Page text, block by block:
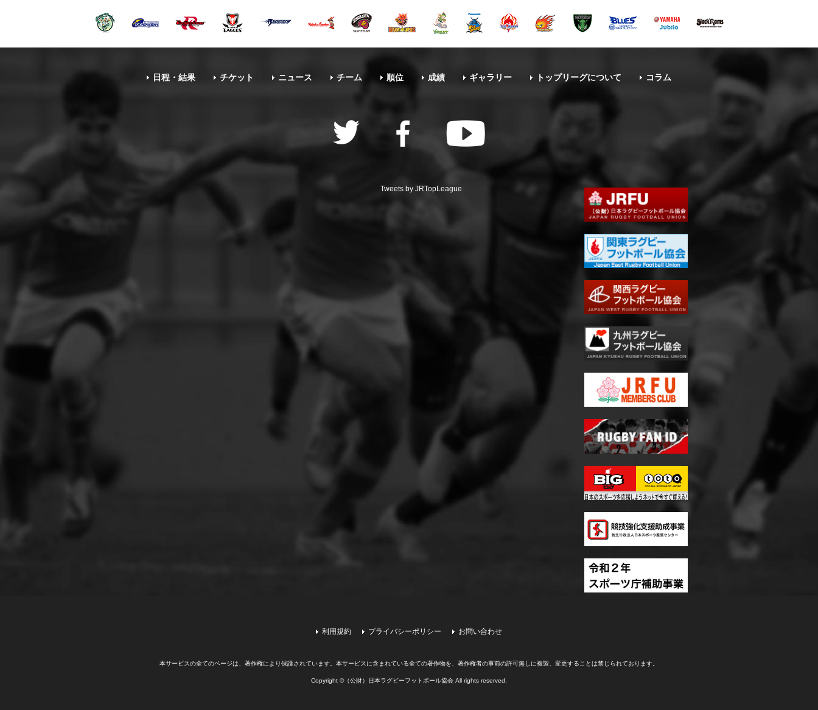
日程・結果 チケット ニュース チーム 順位 成績 ギャラリー トップリーグについて コラム
Tweets by JRTopLeague
利用規約 プライバシーポリシー お問い合わせ
本サービスの全てのページは、著作権により保護されています。 本サービスに含まれている全ての著作物を、著作権者の事前の許可無しに複製、変更することは禁じられております。
Copyright ©（公財）日本ラグビーフットボール協会 All rights reserved.